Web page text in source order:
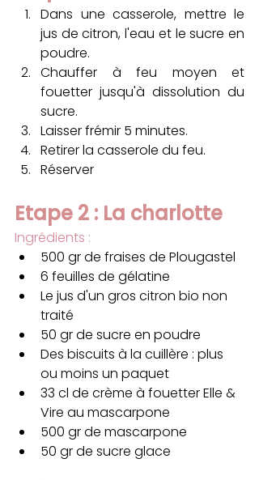
Dans une casserole, mettre le
jus de citron, l'eau et le sucre en
poudre.
Chauffer à feu moyen et
fouetter jusqu'à dissolution du
sucre.
Laisser frémir 5 minutes.
Retirer la casserole du feu.
Réserver
Etape 2 : La charlotte
Ingrédients :
500 gr de fraises de Plougastel
6 feuilles de gélatine
Le jus d'un gros citron bio non
traité
50 gr de sucre en poudre
Des biscuits à la cuillère : plus
ou moins un paquet
33 cl de crème à fouetter Elle &
Vire au mascarpone
500 gr de mascarpone
50 gr de sucre glace